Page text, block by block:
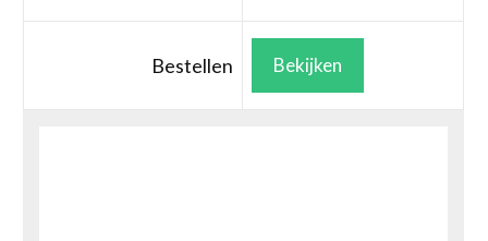
Bestellen Bekijken